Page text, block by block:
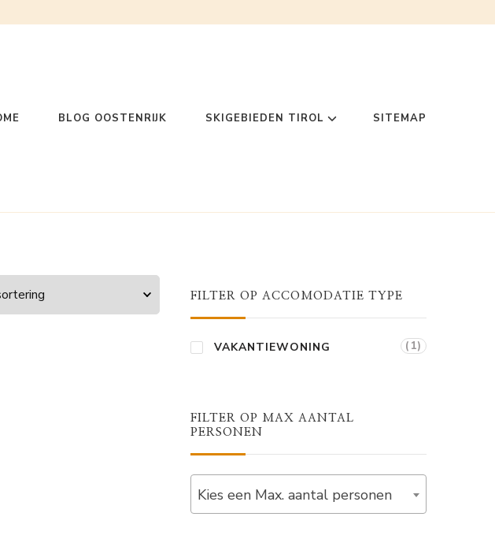
BLOG OOSTENRIJK SKIGEBIEDEN TIROL SITEMAP
FILTER OP ACCOMODATIE TYPE
VAKANTIEWONING (1)
FILTER OP MAX AANTAL
PERSONEN
Kies een Max. aantal personen